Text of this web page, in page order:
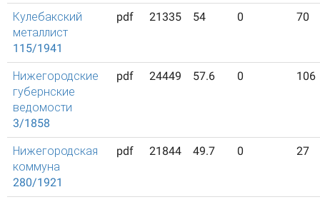
Кулебакский
металлист
115/1941
pdf 21335 54 0 70
Нижегородские
губернские
ведомости
3/1858
pdf 24449 57.6 0 106
Нижегородская
коммуна
280/1921
pdf 21844 49.7 0 27